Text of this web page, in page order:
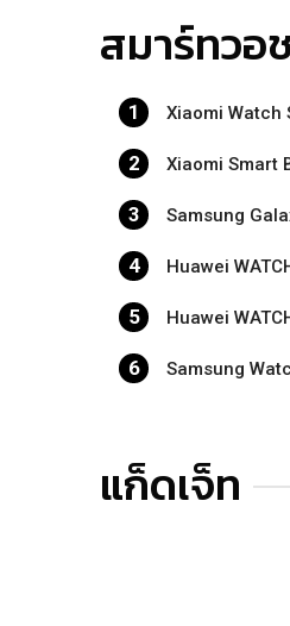
สมาร์ทว
1 Xiaomi Watch
2 Xiaomi Smart
3 Samsung
4 Huawei
5 Huawei
6 Samsung
แก็ดเจ็ท